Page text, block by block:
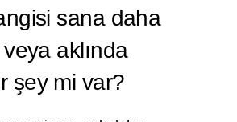
sana daha
aklında
şey mi var?